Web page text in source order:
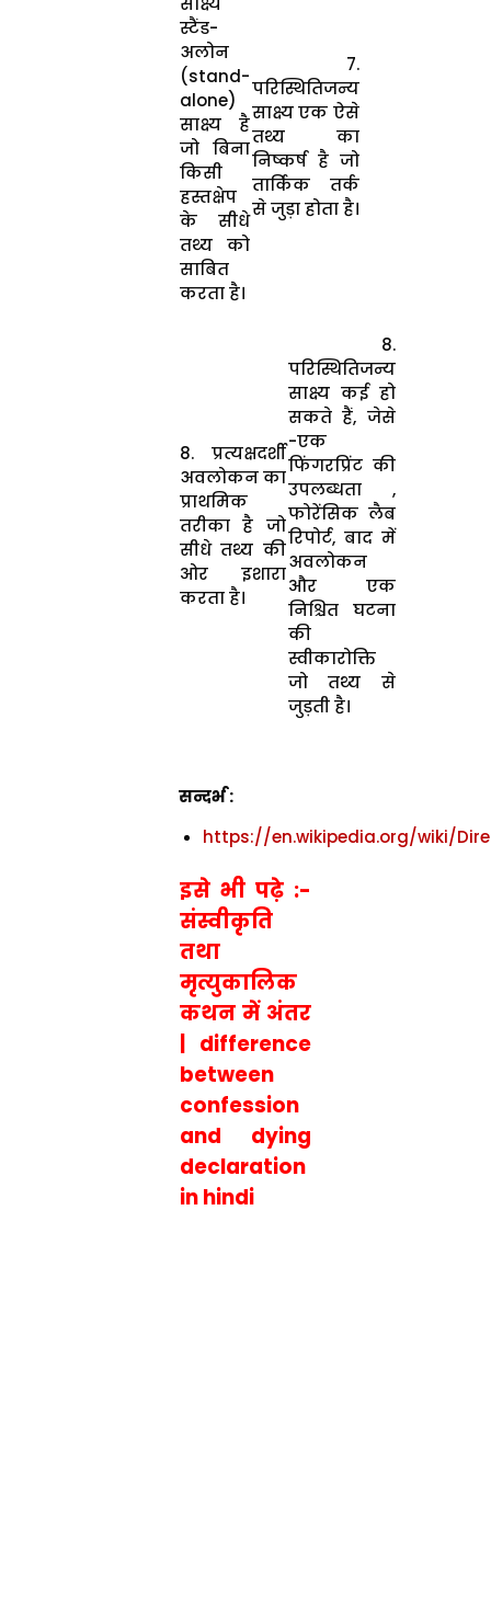
स्टैंड-
अलोन
(stand-
alone)
साक्ष्य है
जो बिना
किसी
हस्तक्षेप
के सीधे
तथ्य को
साबित
करता है।
7.
परिस्थितिजन्य
साक्ष्य एक ऐसे
तथ्य का
निष्कर्ष है जो
तार्किक तर्क
से जुड़ा होता है।
8. प्रत्यक्षदर्शी
अवलोकनका
प्राथमिक
तरीका है जो
सीधे तथ्य की
ओर इशारा
करता है।
8.
परिस्थितिजन्य
साक्ष्य कई हो
सकते हैं, जेसे
-एक
फिंगरप्रिंट की
उपलब्धता ,
फोरेंसिक लैब
रिपोर्ट, बाद में
अवलोकन
और एक
निश्चित घटना
की
स्वीकारोक्ति
जो तथ्य से
जुड़ती है।
सन्दर्भ :
https://en.wikipedia.org/wiki/
इसे भी पढ़े :-
संस्वीकृति
तथा
मृत्युकालिक
कथन में अंतर
| difference
between
confession
and dying
declaration
in hindi